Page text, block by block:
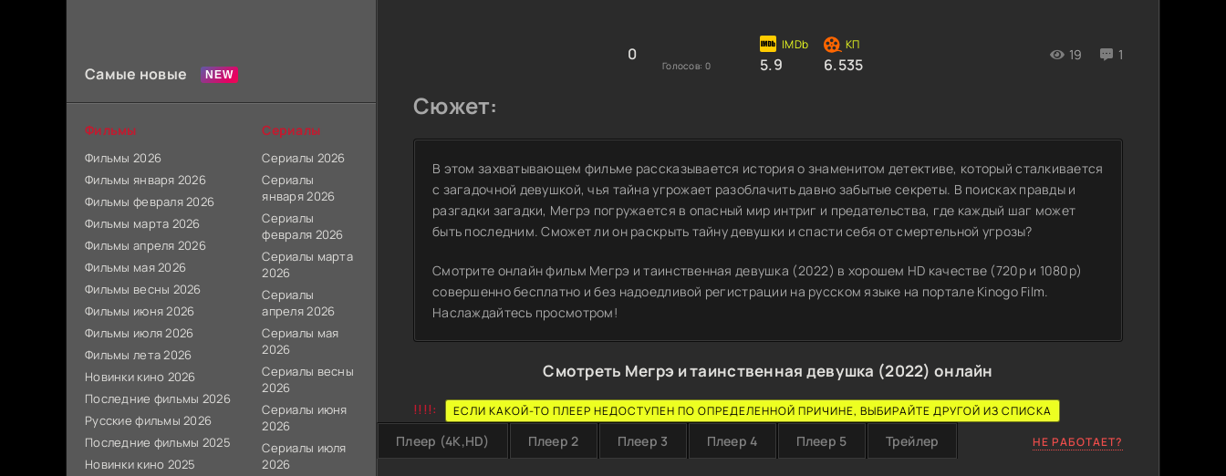
0
Голосов: 0 5.9 6.535
19 1
Сюжет:
В этом захватывающем фильме рассказывается история о знаменитом детективе, который сталкивается
с загадочной девушкой, чья тайна угрожает разоблачить давно забытые секреты. В поисках правды и
разгадки загадки, Мегрэ погружается в опасный мир интриг и предательства, где каждый шаг может
быть последним. Сможет ли он раскрыть тайну девушки и спасти себя от смертельной угрозы?
Смотрите онлайн фильм Мегрэ и таинственная девушка (2022) в хорошем HD качестве (720p и 1080p)
совершенно бесплатно и без надоедливой регистрации на русском языке на портале Kinogo Film.
Наслаждайтесь просмотром!
Смотреть Мегрэ и таинственная девушка (2022) онлайн
!!!!: ЕСЛИ КАКОЙ-ТО ПЛЕЕР НЕДОСТУПЕН ПО ОПРЕДЕЛЕННОЙ ПРИЧИНЕ, ВЫБИРАЙТЕ ДРУГОЙ ИЗ СПИСКА
Плеер (4K,HD) Плеер 2 Плеер 3 Плеер 4 Плеер 5 Трейлер НЕ РАБОТАЕТ?
Самые новые
Фильмы
Фильмы 2026
Фильмы января 2026
Фильмы февраля 2026
Фильмы марта 2026
Фильмы апреля 2026
Фильмы мая 2026
Фильмы весны 2026
Фильмы июня 2026
Фильмы июля 2026
Фильмы лета 2026
Новинки кино 2026
Последние фильмы 2026
Русские фильмы 2026
Последние фильмы 2025
Новинки кино 2025
Сериалы
Сериалы 2026
Сериалы
января 2026
Сериалы
февраля 2026
Сериалы марта
2026
Сериалы
апреля 2026
Сериалы мая
2026
Сериалы весны
2026
Сериалы июня
2026
Сериалы июля
2026